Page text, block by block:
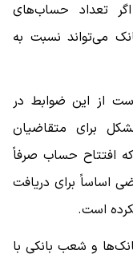
تعداد حساب‌های
مورد باشد، بانک می‌تواند نسبت به
از این ضوابط در
برای متقاضیان
افتتاح حساب صرفاً
اساساً برای دریافت
است.
و شعب بانکی با